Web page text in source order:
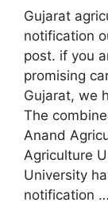
Gujarat
notification
post. if you
promising
Gujarat, we
The
Anand
Agriculture
University
notification …